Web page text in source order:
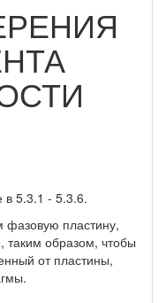
в 5.3.1 - 5.3.6.
фазовую пластину,
таким образом, чтобы
от пластины,